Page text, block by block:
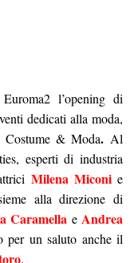
l’opening di
dedicati alla moda,
Costume & Moda. Al
esperti di industria
Milena Miconi e
alla direzione di
Caramella e Andrea
per un saluto anche il
.